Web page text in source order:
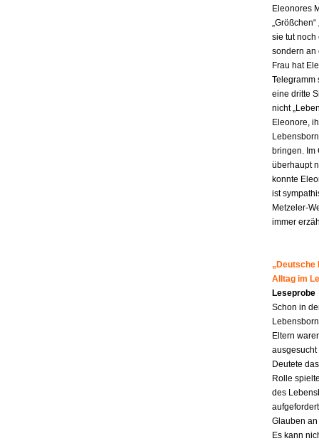
Eleonores
sie tut noch
sondern an
Frau hat
Telegramm
eine dritte
nicht
Eleonore,
bringen. Im
überhaupt
konnte
ist
Metzeler-
immer
„Deutsche
Alltag im
Leseprobe
Schon in
Eltern
Deutete
Rolle
des
Glauben
Es kann